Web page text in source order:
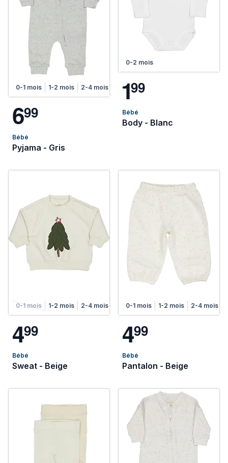
0-1 mois 1-2 mois 2-4 mois 4-6 mois
699
Bébé
Pyjama - Gris
0-2 mois
199
Bébé
Body - Blanc
0-1 mois 1-2 mois 2-4 mois
499
Bébé
Sweat - Beige
0-1 mois 1-2 mois 2-4 mois
499
Bébé
Pantalon - Beige